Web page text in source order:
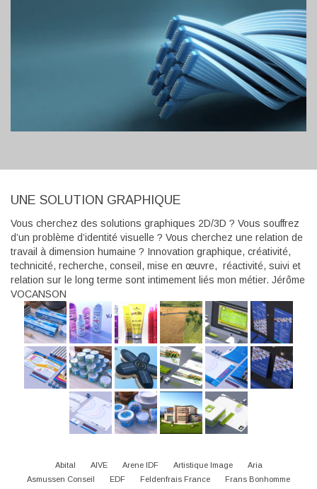
UNE SOLUTION GRAPHIQUE
Vous cherchez des solutions graphiques 2D/3D ? Vous souffrez
d’un problème d’identité visuelle ? Vous cherchez une relation de
travail à dimension humaine ? Innovation graphique, créativité,
technicité, recherche, conseil, mise en œuvre, réactivité, suivi et
relation sur le long terme sont intimement liés mon métier. Jérôme
VOCANSON
Abital AIVE Arene IDF Artistique Image
Aria
Asmussen Conseil
EDF Feldenfrais France Frans Bonhomme